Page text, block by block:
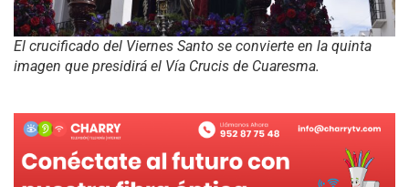
El crucificado del Viernes Santo se convierte en la quinta
imagen que presidirá el Vía Crucis de Cuaresma.